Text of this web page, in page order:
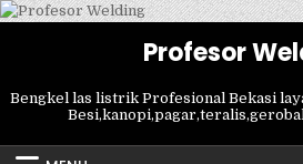
Skip
Profesor
Bengkel las listrik Profesional Bekasi